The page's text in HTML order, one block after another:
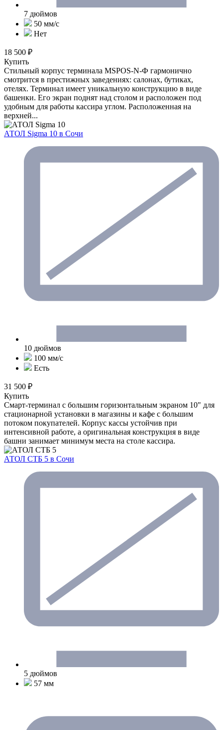
7 дюймов
50 мм/c
Нет
18 500 ₽
Купить
Стильный корпус терминала MSPOS-N-Ф гармонично
смотрится в престижных заведениях: салонах, бутиках,
отелях. Терминал имеет уникальную конструкцию в виде
башенки. Его экран поднят над столом и расположен под
удобным для работы кассира углом. Расположенная на
верхней...
АТОЛ Sigma 10 в Сочи
10 дюймов
100 мм/с
Есть
31 500 ₽
Купить
Смарт-терминал с большим горизонтальным экраном 10" для
стационарной установки в магазины и кафе с большим
потоком покупателей. Корпус кассы устойчив при
интенсивной работе, а оригинальная конструкция в виде
башни занимает минимум места на столе кассира.
АТОЛ СТБ 5 в Сочи
5 дюймов
57 мм